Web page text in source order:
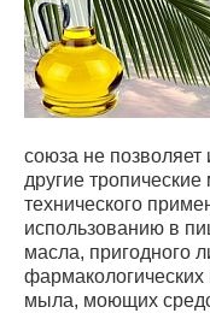
союза не
другие
технического
использованию в
масла, пригодного
фармакологических
мыла, моющих